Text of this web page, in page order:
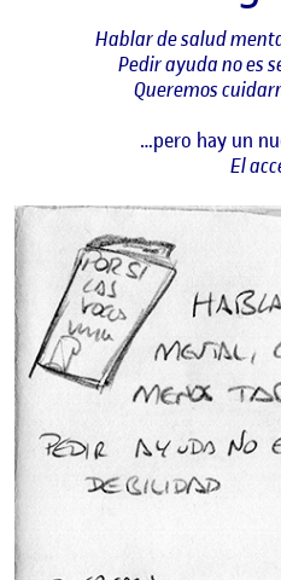
Hablar de salud
Pedir ayuda no es
Queremos
…pero hay un
El